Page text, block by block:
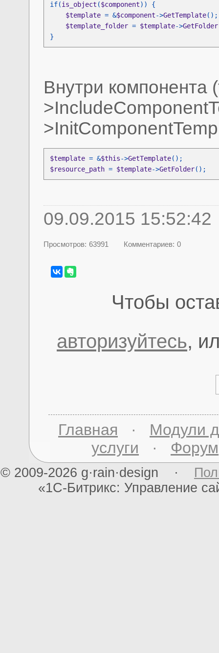
if(is_object ($component
$template = &$component->GetTemplate
$template_folder = $template->GetFolder
}
Внутри компонента
$template = &$this->GetTemplate
$resource_path = $template->GetFolder();
09.09.2015 15:52:42
Просмотров: 63991 Комментариев: 0
Чтобы
авторизуйтесь,
Главная · Модули
услуги · Форум
© 2009-2026 g·rain·design ·
«1С-Битрикс: Управление